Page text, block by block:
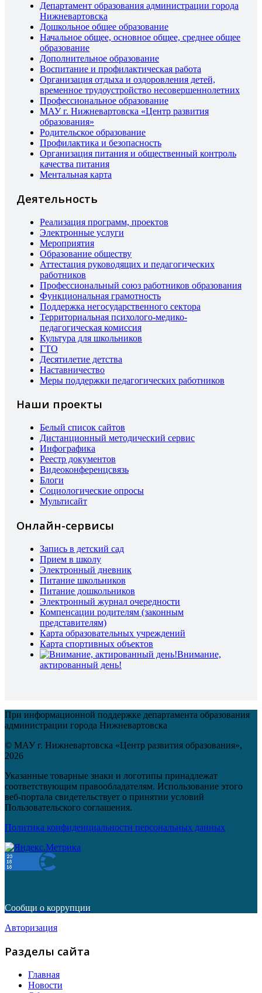
Департамент образования администрации города
Нижневартовска
Дошкольное общее образование
Начальное общее, основное общее, среднее общее
образование
Дополнительное образование
Воспитание и профилактическая работа
Организация отдыха и оздоровления детей,
временное трудоустройство несовершеннолетних
Профессиональное образование
МАУ г. Нижневартовска «Центр развития
образования»
Родительское образование
Профилактика и безопасность
Организация питания и общественный контроль
качества питания
Ментальная карта
Деятельность
Реализация программ, проектов
Электронные услуги
Мероприятия
Образование обществу
Аттестация руководящих и педагогических
работников
Профессиональный союз работников образования
Функциональная грамотность
Поддержка негосударственного сектора
Территориальная психолого-медико-
педагогическая комиссия
Культура для школьников
ГТО
Десятилетие детства
Наставничество
Меры поддержки педагогических работников
Наши проекты
Белый список сайтов
Дистанционный методический сервис
Инфографика
Реестр документов
Видеоконференцсвязь
Блоги
Социологические опросы
Мультисайт
Онлайн-сервисы
Запись в детский сад
Прием в школу
Электронный дневник
Питание школьников
Питание дошкольников
Электронный журнал очередности
Компенсации родителям (законным
представителям)
Карта образовательных учреждений
Карта спортивных объектов
Внимание,
актированный день!
При информационной поддержке департамента образования
администрации города Нижневартовска
© МАУ г. Нижневартовска «Центр развития образования»,
2026
Указанные товарные знаки и логотипы принадлежат
соответствующим правообладателям. Использование этого
веб-портала свидетельствует о принятии условий
Пользовательского соглашения.
Политика конфиденциальности персональных данных
Сообщи о коррупции
Авторизация
Разделы сайта
Главная
Новости